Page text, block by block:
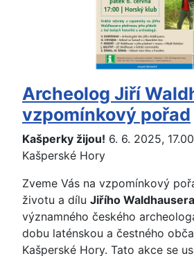
Archeolog Jiří
vzpomínkový pořad
Kašperky žijou! 6. 6. 2025,
Kašperské Hory
Zveme Vás na vzpomínkový
životu a dílu Jiřího Waldhausera
významného českého
dobu laténskou a čestného
Kašperské Hory. Tato akce se